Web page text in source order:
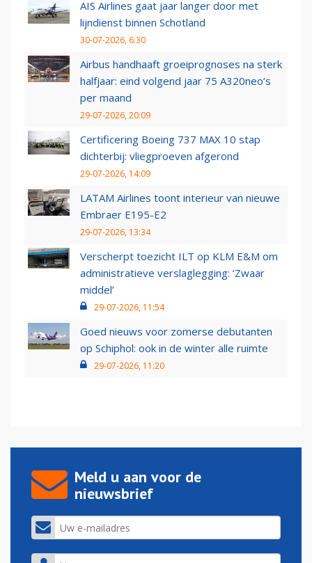
AIS Airlines gaat jaar langer door met
lijndienst binnen Schotland
30-07-2026, 6:30
Airbus handhaaft groeiprognoses na sterk
halfjaar: eind volgend jaar 75 A320neo’s
per maand
29-07-2026, 20:09
Certificering Boeing 737 MAX 10 stap
dichterbij: vliegproeven afgerond
29-07-2026, 14:09
LATAM Airlines toont interieur van nieuwe
Embraer E195-E2
29-07-2026, 13:34
Verscherpt toezicht ILT op KLM E&M om
administratieve verslaglegging: ‘Zwaar
middel’
29-07-2026, 11:54
Goed nieuws voor zomerse debutanten
op Schiphol: ook in de winter alle ruimte
29-07-2026, 11:20
Meld u aan voor de
nieuwsbrief